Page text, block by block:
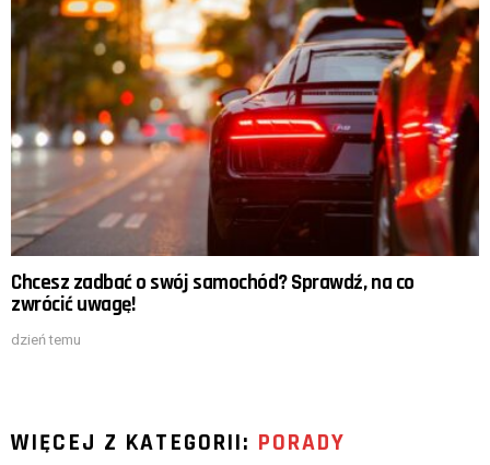
Chcesz zadbać o swój samochód? Sprawdź, na co
zwrócić uwagę!
dzień temu
WIĘCEJ Z KATEGORII: PORADY